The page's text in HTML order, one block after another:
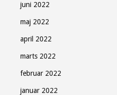
juni 2022
maj 2022
april 2022
marts 2022
februar 2022
januar 2022